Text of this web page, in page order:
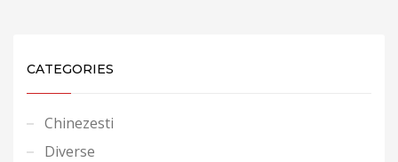
CATEGORIES
Chinezesti
Diverse